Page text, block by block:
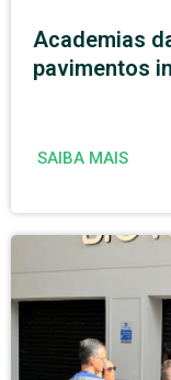
Academias
pavimentos
SAIBA MAIS